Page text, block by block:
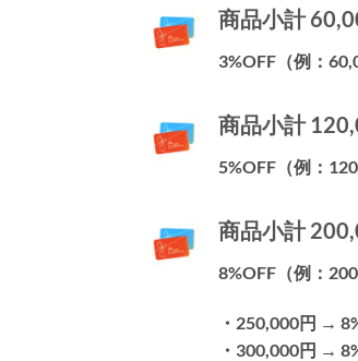
商品小計
3%OFF（例：
商品小計
5%OFF（例：
商品小計
8%OFF（例：
・250,000円 →
・300,000円 →